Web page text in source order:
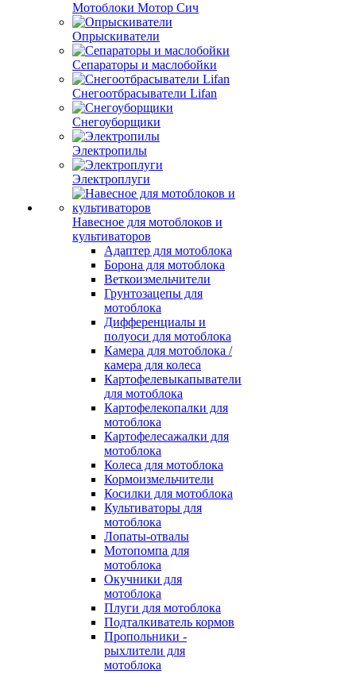
Мотоблоки Мотор Сич
Опрыскиватели
Сепараторы и маслобойки
Снегоотбрасыватели Lifan
Снегоуборщики
Электропилы
Электроплуги
Навесное для мотоблоков и
культиваторов
Адаптер для мотоблока
Борона для мотоблока
Веткоизмельчители
Грунтозацепы для
мотоблока
Дифференциалы и
полуоси для мотоблока
Камера для мотоблока /
камера для колеса
Картофелевыкапыватели
для мотоблока
Картофелекопалки для
мотоблока
Картофелесажалки для
мотоблока
Колеса для мотоблока
Кормоизмельчители
Косилки для мотоблока
Культиваторы для
мотоблока
Лопаты-отвалы
Мотопомпа для
мотоблока
Окучники для
мотоблока
Плуги для мотоблока
Подталкиватель кормов
Пропольники -
рыхлители для
мотоблока